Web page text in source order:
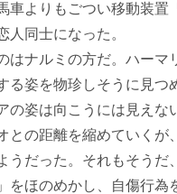
車よりもごつい移動装置
人同士になった。
はナルミの方だ。ハーマ
る姿を物珍しそうに見つ
の姿は向こうには見えな
との距離を縮めていくが
うだった。それもそうだ
をほのめかし、自傷行為